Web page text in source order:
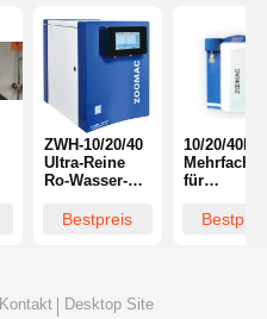
ZWH-10/20/40
Ultra-Reine
Ro-Wasser-
niedrige TOC
1,2-2L/Min
Bestpreis
10/20/40L/H
für
mit
Kontakt Desktop Site